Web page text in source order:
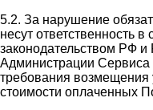
5.2. За нарушение
несут ответственность
законодательством РФ и
Администрации Сервиса
требования возмещения
стоимости оплаченных